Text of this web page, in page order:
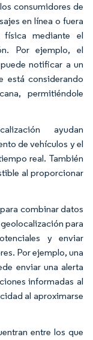
consumidores de
en línea o fuera
mediante el
Por ejemplo, el
notificar a un
está considerando
permitiéndole
ayudan
de vehículos y el
real. También
al proporcionar
combinar datos
para
y enviar
Por ejemplo, una
enviar una alerta
informadas al
al aproximarse
entre los que